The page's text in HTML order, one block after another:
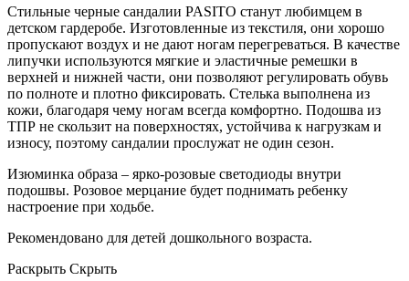
Стильные черные сандалии PASITO станут любимцем в
детском гардеробе. Изготовленные из текстиля, они хорошо
пропускают воздух и не дают ногам перегреваться. В качестве
липучки используются мягкие и эластичные ремешки в
верхней и нижней части, они позволяют регулировать обувь
по полноте и плотно фиксировать. Стелька выполнена из
кожи, благодаря чему ногам всегда комфортно. Подошва из
ТПР не скользит на поверхностях, устойчива к нагрузкам и
износу, поэтому сандалии прослужат не один сезон.
Изюминка образа – ярко-розовые светодиоды внутри
подошвы. Розовое мерцание будет поднимать ребенку
настроение при ходьбе.
Рекомендовано для детей дошкольного возраста.
Раскрыть Скрыть